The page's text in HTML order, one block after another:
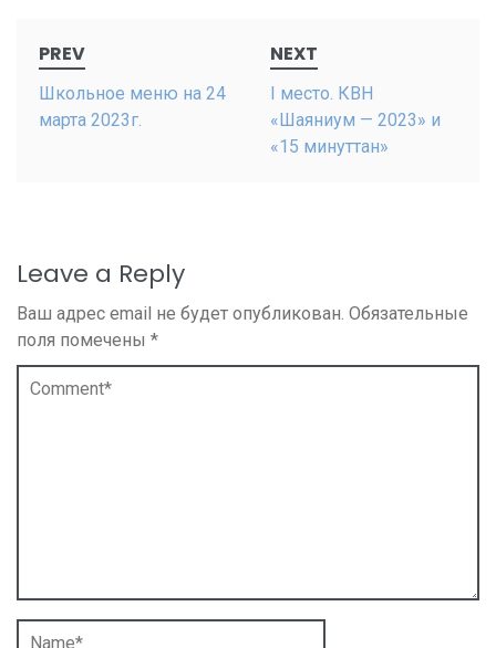
navigation
PREV
Школьное меню на 24
марта 2023г.
NEXT
I место. КВН
«Шаяниум — 2023» и
«15 минуттан»
Leave a Reply
Ваш адрес email не будет опубликован. Обязательные
поля помечены *